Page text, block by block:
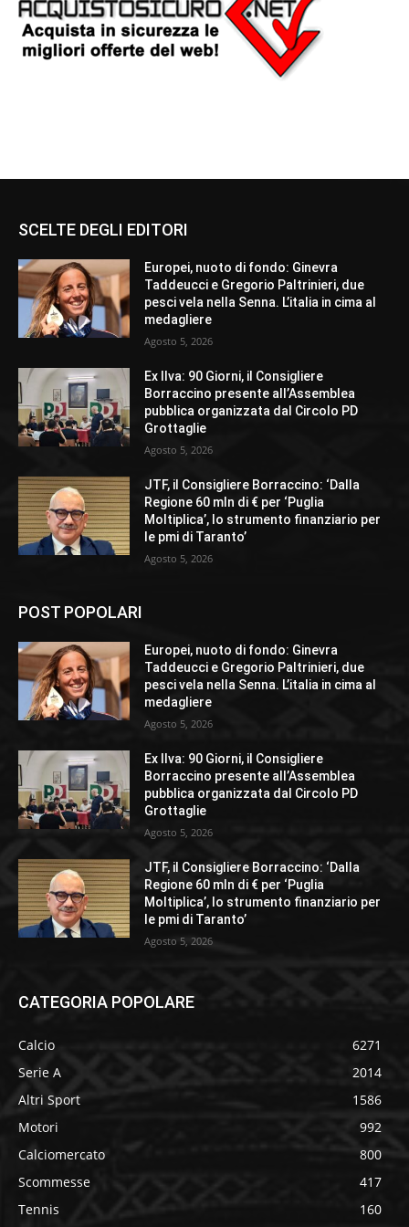
SCELTE DEGLI EDITORI
Europei, nuoto di fondo: Ginevra
Taddeucci e Gregorio Paltrinieri, due
pesci vela nella Senna. L’italia in cima al
medagliere
Agosto 5, 2026
Ex Ilva: 90 Giorni, il Consigliere
Borraccino presente all’Assemblea
pubblica organizzata dal Circolo PD
Grottaglie
Agosto 5, 2026
JTF, il Consigliere Borraccino: ‘Dalla
Regione 60 mln di € per ‘Puglia
Moltiplica’, lo strumento finanziario per
le pmi di Taranto’
Agosto 5, 2026
POST POPOLARI
Europei, nuoto di fondo: Ginevra
Taddeucci e Gregorio Paltrinieri, due
pesci vela nella Senna. L’italia in cima al
medagliere
Agosto 5, 2026
Ex Ilva: 90 Giorni, il Consigliere
Borraccino presente all’Assemblea
pubblica organizzata dal Circolo PD
Grottaglie
Agosto 5, 2026
JTF, il Consigliere Borraccino: ‘Dalla
Regione 60 mln di € per ‘Puglia
Moltiplica’, lo strumento finanziario per
le pmi di Taranto’
Agosto 5, 2026
CATEGORIA POPOLARE
Calcio
6271
Serie A
2014
Altri Sport
1586
Motori
992
Calciomercato
800
Scommesse
417
Tennis
160